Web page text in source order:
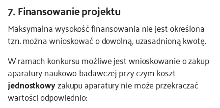
7. Finansowanie projektu
Maksymalna wysokość finansowania nie jest określona
tzn. można wnioskować o dowolną, uzasadnioną kwotę.
W ramach konkursu możliwe jest wnioskowanie o zakup
aparatury naukowo-badawczej przy czym koszt
jednostkowyzakupu aparatury nie może przekraczać
wartości odpowiednio: